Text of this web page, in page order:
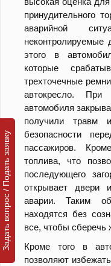
принудительного
аварийной
этого в
которые
трехточечные
автокресло. При
автомобиля
получили травм
безопасности
пассажиров.
топлива, что
последующего
открывает двери
аварии. Таким
находятся без
все, чтобы сберечь
Кроме того в
позволяют
Задать вопрос / Подать заявку